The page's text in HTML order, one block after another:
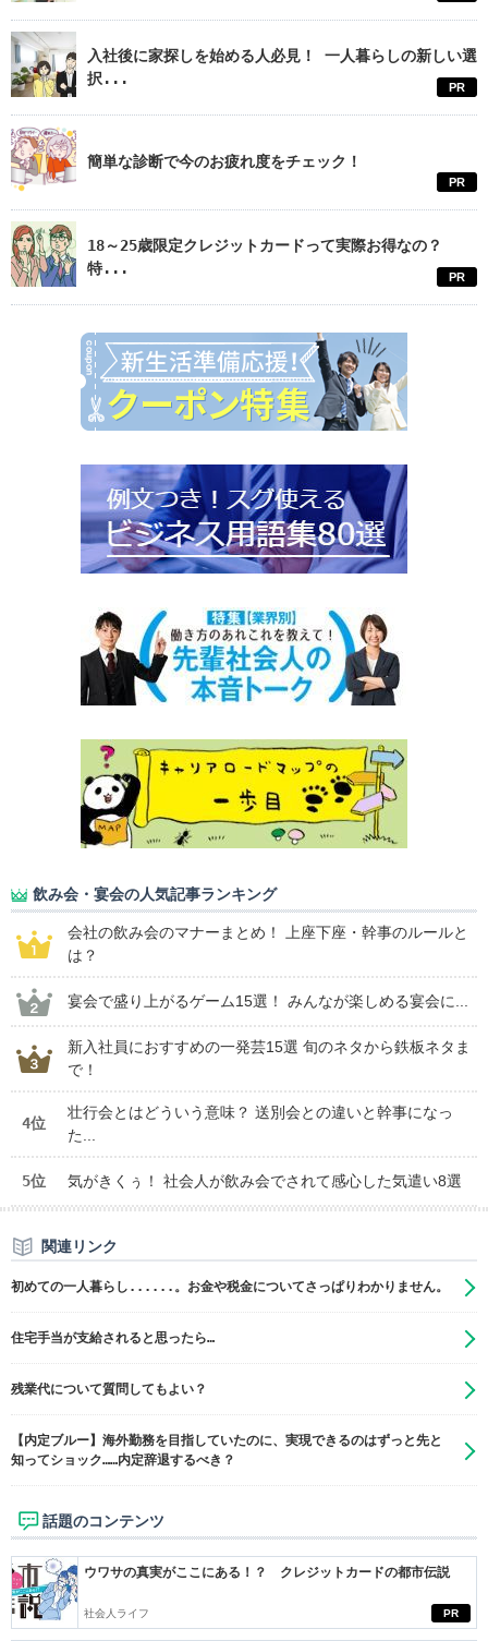
入社後に家探しを始める人必見！ 一人暮らしの新しい選
択...
PR
簡単な診断で今のお疲れ度をチェック！
PR
18～25歳限定クレジットカードって実際お得なの？
特...
PR
飲み会・宴会の人気記事ランキング
会社の飲み会のマナーまとめ！ 上座下座・幹事のルールと
は？
宴会で盛り上がるゲーム15選！ みんなが楽しめる宴会に...
新入社員におすすめの一発芸15選 旬のネタから鉄板ネタま
で！
4位
壮行会とはどういう意味？ 送別会との違いと幹事になっ
た...
5位 気がきくぅ！ 社会人が飲み会でされて感心した気遣い8選
関連リンク
初めての一人暮らし......。お金や税金についてさっぱりわかりません。
住宅手当が支給されると思ったら…
残業代について質問してもよい？
【内定ブルー】海外勤務を目指していたのに、実現できるのはずっと先と
知ってショック……内定辞退するべき？
話題のコンテンツ
PR
ウワサの真実がここにある！？ クレジットカードの都市伝説
社会人ライフ